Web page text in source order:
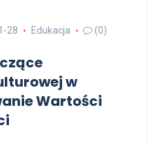
28 Edukacja (0)
w
Wartości